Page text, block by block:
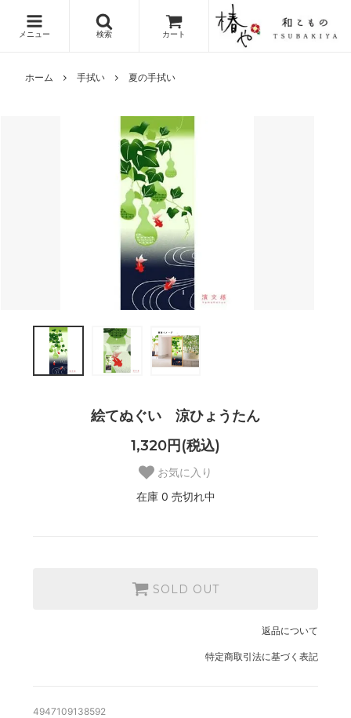
メニュー 検索 カート
ホーム 手拭い 夏の手拭い
絵てぬぐい 涼ひょうたん
1,320円(税込)
お気に入り
在庫 0 売切れ中
SOLD OUT
返品について
特定商取引法に基づく表記
4947109138592